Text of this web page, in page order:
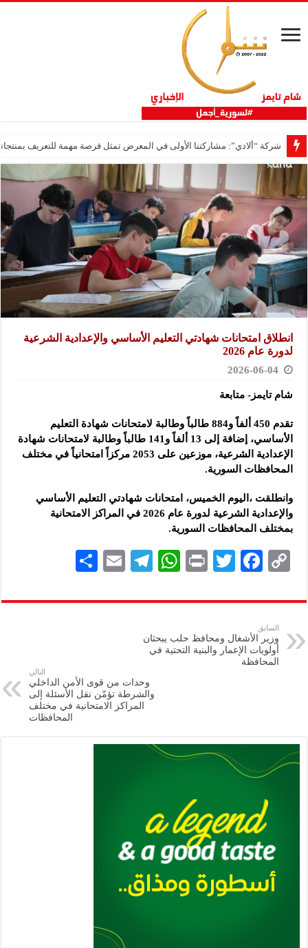
شركة “ألادي”: مشاركتنا الأولى في المعرض تمثل فرصة مهمة للتعريف
انطلاق امتحانات شهادتي التعليم الأساسي والإعدادية الشرعية
لدورة عام 2026
2026-06-04
شام تايمز- متابعة
تقدم 450 ألفاً و884 طالباً وطالبة لامتحانات شهادة التعليم
الأساسي، إضافة إلى 13 ألفاً و141 طالباً وطالبة لامتحانات شهادة
الإعدادية الشرعية، موزعين على 2053 مركزاً امتحانياً في مختلف
المحافظات السورية.
وانطلقت ،اليوم الخميس، امتحانات شهادتي التعليم الأساسي
والإعدادية الشرعية لدورة عام 2026 في المراكز الامتحانية
بمختلف المحافظات السورية.
C
p
y
Li
n
F
eb
k
T
tt
P
nt
W
at
A
p
Te
gr
E
ai
ar
السابق
وزير الأشغال ومحافظ حلب يبحثان
أولويات الإعمار والبنية التحتية في
المحافظة
التالي
وحدات من قوى الأمن الداخلي
والشرطة تؤمّن نقل الأسئلة إلى
المراكز الامتحانية في مختلف
المحافظات